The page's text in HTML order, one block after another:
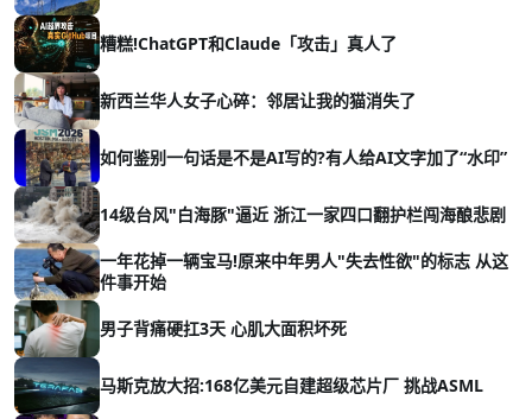
糟糕!ChatGPT和Claude「攻击」真人了
新西兰华人女子心碎：邻居让我的猫消失了
如何鉴别一句话是不是AI写的?有人给AI文字加了“水印”
14级台风"白海豚"逼近 浙江一家四口翻护栏闯海酿悲剧
一年花掉一辆宝马!原来中年男人"失去性欲"的标志 从这
件事开始
男子背痛硬扛3天 心肌大面积坏死
马斯克放大招:168亿美元自建超级芯片厂 挑战ASML